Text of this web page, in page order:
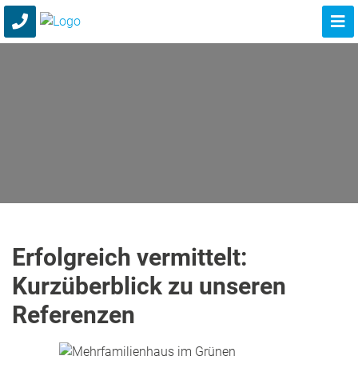
Erfolgreich vermittelt:
Kurzüberblick zu unseren
Referenzen